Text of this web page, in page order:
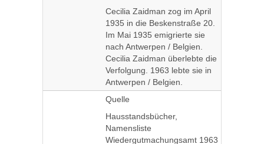
Cecilia Zaidman zog im April
1935 in die Beskenstraße 20.
Im Mai 1935 emigrierte sie
nach Antwerpen / Belgien.
Cecilia Zaidman überlebte die
Verfolgung. 1963 lebte sie in
Antwerpen / Belgien.
Quelle
Hausstandsbücher,
Namensliste
Wiedergutmachungsamt 1963